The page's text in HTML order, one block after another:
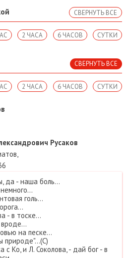
СВЕРНУТЬ ВСЕ
СУТКИ
6 ЧАСОВ
2 ЧАСА
СВЕРНУТЬ ВСЕ
СУТКИ
6 ЧАСОВ
2 ЧАСА
Русаков
,
да - наша боль...
голь...
- в тоске...
на песке...
природе"...(С)
Ко, и Л. Соколова, - дай бог - в